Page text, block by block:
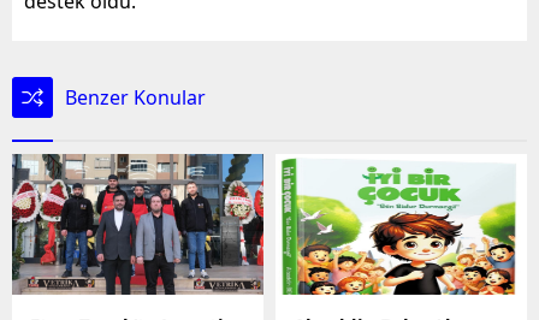
Benzer Konular